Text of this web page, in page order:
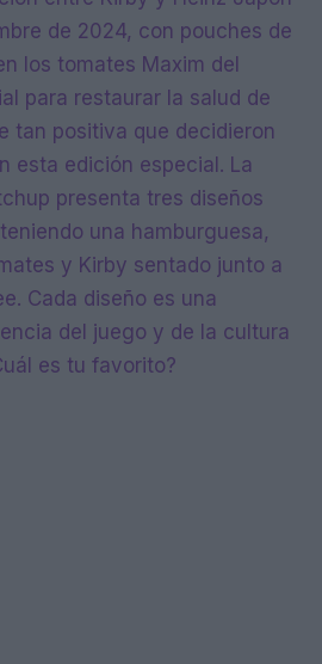
de 2024, con pouches de
los tomates Maxim del
para restaurar la salud de
tan positiva que decidieron
esta edición especial. La
presenta tres diseños
una hamburguesa,
y Kirby sentado junto a
Cada diseño es una
del juego y de la cultura
es tu favorito?